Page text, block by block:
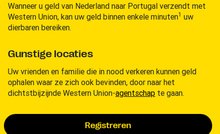
Wanneer u geld van Nederland naar Portugal verzendt met
Western Union, kan uw geld binnen enkele minuten1 uw
dierbaren bereiken.
Gunstige locaties
Uw vrienden en familie die in nood verkeren kunnen geld
ophalen waar ze zich ook bevinden, door naar het
dichtstbijzijnde Western Union-agentschap te gaan.
Registreren